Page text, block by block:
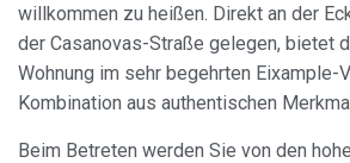
willkommen zu heißen. Direkt an der
der Casanovas-Straße gelegen, bietet
Wohnung im sehr begehrten
Kombination aus authentischen
Beim Betreten werden Sie von den